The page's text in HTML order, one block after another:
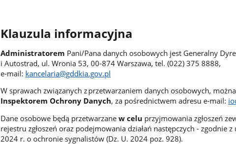
Klauzula informacyjna
Administratorem Pani/Pana danych osobowych jest Generalny
i Autostrad, ul. Wronia 53, 00-874 Warszawa, tel. (022) 375 8888,
e-mail: kancelaria@gddkia.gov.pl
W sprawach związanych z przetwarzaniem danych osobowych,
Inspektorem Ochrony Danych, za pośrednictwem adresu e-mail:
Dane osobowe będą przetwarzane w celu przyjmowania zgłoszeń
rejestru zgłoszeń oraz podejmowania działań następczych - zgodnie
2024 r. o ochronie sygnalistów (Dz. U. 2024 poz. 928).